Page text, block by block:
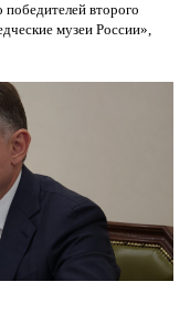
победителей второго
музеи России»,